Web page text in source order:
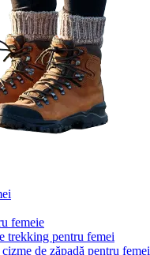
femeie
trekking pentru femei
de zăpadă pentru femei